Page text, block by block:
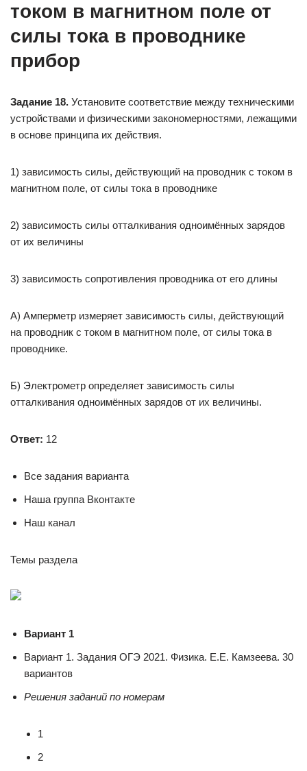
током в магнитном поле от
силы тока в проводнике
прибор
Задание 18. Установите соответствие между техническими
устройствами и физическими закономерностями, лежащими
в основе принципа их действия.
1) зависимость силы, действующий на проводник с током в
магнитном поле, от силы тока в проводнике
2) зависимость силы отталкивания одноимённых зарядов
от их величины
3) зависимость сопротивления проводника от его длины
А) Амперметр измеряет зависимость силы, действующий
на проводник с током в магнитном поле, от силы тока в
проводнике.
Б) Электрометр определяет зависимость силы
отталкивания одноимённых зарядов от их величины.
Ответ: 12
Все задания варианта
Наша группа Вконтакте
Наш канал
Темы раздела
Вариант 1
Вариант 1. Задания ОГЭ 2021. Физика. Е.Е. Камзеева. 30
вариантов
Решения заданий по номерам
1
2